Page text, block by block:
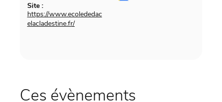
Site :
https://www.ecolededac
elacladestine.fr/
Ces évènements